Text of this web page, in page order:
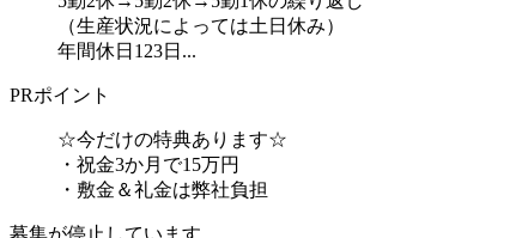
（生産状況によっては土日休み）
年間休日123日...
PRポイント
☆今だけの特典あります☆
・祝金3か月で15万円
・敷金＆礼金は弊社負担
募集が停止しています